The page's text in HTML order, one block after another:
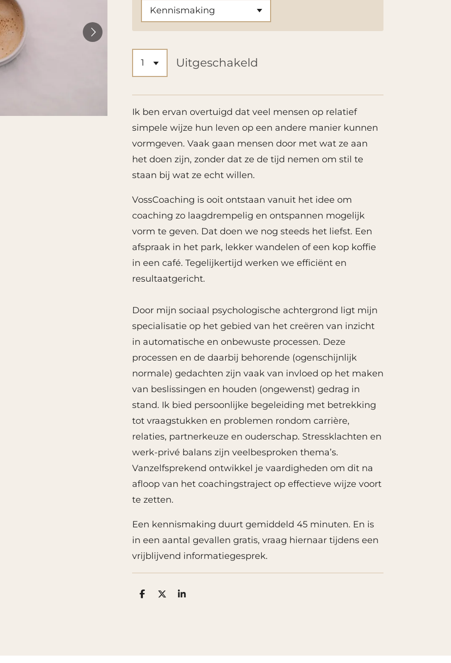
Uitgeschakeld
Ik ben ervan overtuigd dat veel mensen op relatief
simpele wijze hun leven op een andere manier kunnen
vormgeven. Vaak gaan mensen door met wat ze aan
het doen zijn, zonder dat ze de tijd nemen om stil te
staan bij wat ze echt willen.
VossCoaching is ooit ontstaan vanuit het idee om
coaching zo laagdrempelig en ontspannen mogelijk
vorm te geven. Dat doen we nog steeds het liefst. Een
afspraak in het park, lekker wandelen of een kop koffie
in een café. Tegelijkertijd werken we efficiënt en
resultaatgericht.
Door mijn sociaal psychologische achtergrond ligt mijn
specialisatie op het gebied van het creëren van inzicht
in automatische en onbewuste processen. Deze
processen en de daarbij behorende (ogenschijnlijk
normale) gedachten zijn vaak van invloed op het maken
van beslissingen en houden (ongewenst) gedrag in
stand. Ik bied persoonlijke begeleiding met betrekking
tot vraagstukken en problemen rondom carrière,
relaties, partnerkeuze en ouderschap. Stressklachten en
werk-privé balans zijn veelbesproken thema’s.
Vanzelfsprekend ontwikkel je vaardigheden om dit na
afloop van het coachingstraject op effectieve wijze voort
te zetten.
Een kennismaking duurt gemiddeld 45 minuten. En is
in een aantal gevallen gratis, vraag hiernaar tijdens een
vrijblijvend informatiegesprek.
D
D
S